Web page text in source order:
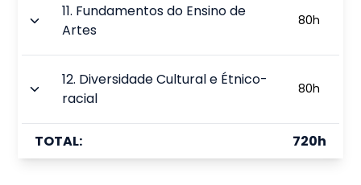
11. Fundamentos do Ensino de
Artes
80h
12. Diversidade Cultural e Étnico-
racial
80h
TOTAL: 720h